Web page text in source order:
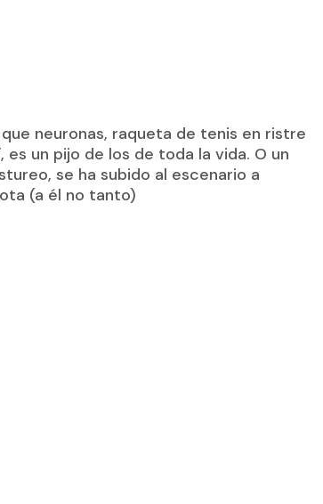
neuronas, raqueta de tenis en ristre
es un pijo de los de toda la vida. O un
se ha subido al escenario a
(a él no tanto)